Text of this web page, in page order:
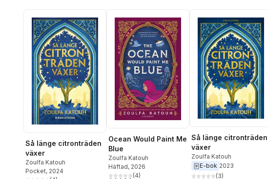
Så länge citronträden
växer
Zoulfa Katouh
Pocket, 2024
Ocean Would Paint Me
Blue
Zoulfa Katouh
Häftad, 2026
(4)
Så länge citronträden
växer
Zoulfa Katouh
E-bok 2023
(3)